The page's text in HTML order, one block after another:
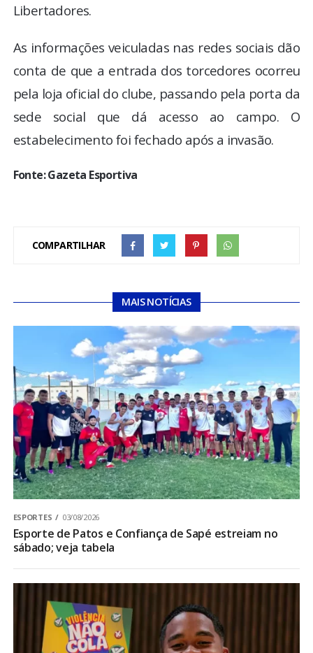
Libertadores.
As informações veiculadas nas redes sociais dão
conta de que a entrada dos torcedores ocorreu
pela loja oficial do clube, passando pela porta da
sede social que dá acesso ao campo. O
estabelecimento foi fechado após a invasão.
Fonte: Gazeta Esportiva
COMPARTILHAR
MAIS NOTÍCIAS
ESPORTES 03/08/2026
Esporte de Patos e Confiança de Sapé estreiam no
sábado; veja tabela